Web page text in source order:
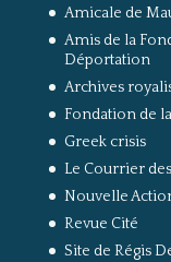
Amicale de
Amis de la
Déportation
Archives
Fondation de
Greek crisis
Le Courrier
Nouvelle
Revue Cité
Site de Régis